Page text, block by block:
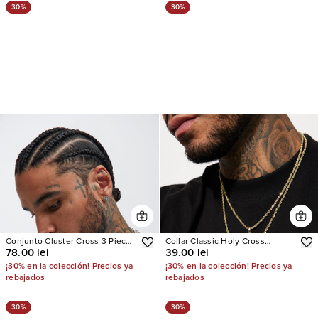
30%
Conjunto Cluster Cross 3 Piece
Chain Necklace
78.00 lei
¡30% en la colección! Precios ya
rebajados
30%
Collar Classic Holy Cross
Pendant 2 Piece Chain
39.00 lei
¡30% en la colección! Precios ya
rebajados
30% 30%